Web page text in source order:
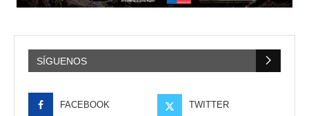
SÍGUENOS
FACEBOOK TWITTER